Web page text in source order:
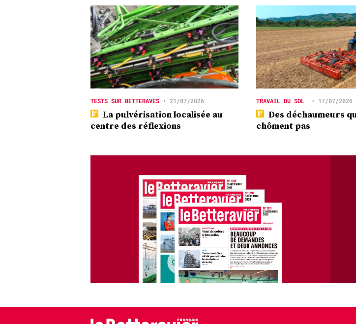
TESTS SUR BETTERAVES • 21/07/2026
La pulvérisation localisée au
centre des réflexions
TRAVAIL DU SOL • 17/07/2026
Des déchaumeurs
chôment pas